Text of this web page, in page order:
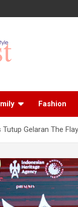
Fashion
Gelaran The